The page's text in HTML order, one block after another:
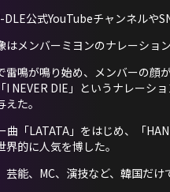
公式YouTubeチャンネルや
はメンバーミヨンのナレーショ
雷鳴が鳴り始め、メンバーの顔
I NEVER DIE」というナレーシ
た。
曲「LATATA」をはじめ、「
的に人気を博した。
芸能、MC、演技など、韓国だ